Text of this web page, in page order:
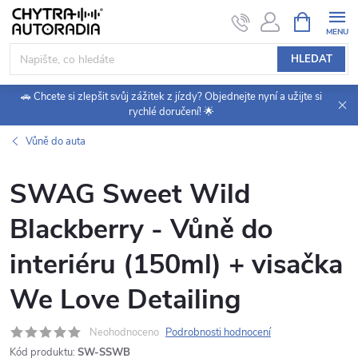
Přejít
obsah
HLEDAT
NÁKUPNÍ
KOŠÍK
🚗 Chcete si zlepšit svůj zážitek z jízdy? Objednejte nyní a užijte si
rychlé doručení! 🌟
Vůně do auta
SWAG Sweet Wild
Blackberry - Vůně do
interiéru (150ml) + visačka
We Love Detailing
Neohodnoceno Podrobnosti hodnocení
Kód produktu: SW-SSWB